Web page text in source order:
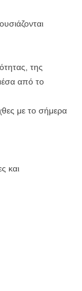
της
από το
με το σήμερα
και